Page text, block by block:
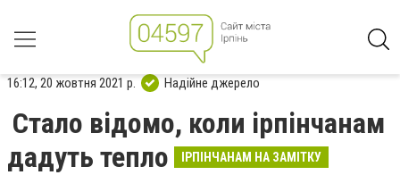
16:12, 20 жовтня 2021 р. Надійне джерело
Стало відомо, коли ірпінчанам
дадуть тепло
ІРПІНЧАНАМ НА ЗАМІТКУ